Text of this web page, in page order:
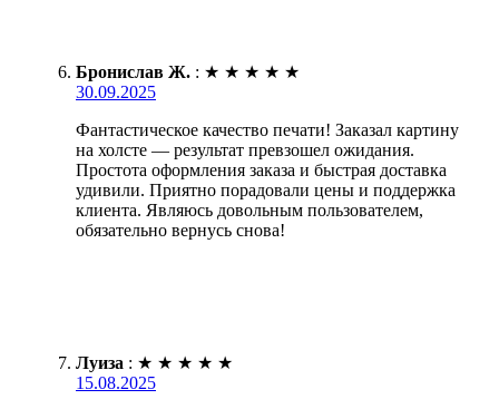
Бронислав Ж. : ★ ★ ★ ★ ★
30.09.2025
Фантастическое качество печати! Заказал картину
на холсте — результат превзошел ожидания.
Простота оформления заказа и быстрая доставка
удивили. Приятно порадовали цены и поддержка
клиента. Являюсь довольным пользователем,
обязательно вернусь снова!
Луиза : ★ ★ ★ ★ ★
15.08.2025